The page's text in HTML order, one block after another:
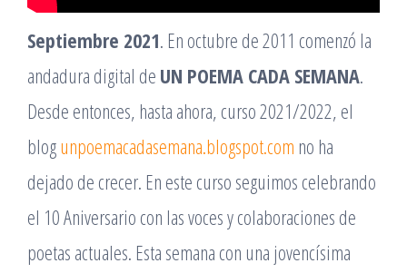
Septiembre 2021. En octubre de 2011 comenzó la
andadura digital de UN POEMA CADA SEMANA.
Desde entonces, hasta ahora, curso 2021/2022, el
blogunpoemacadasemana.blogspot.com no ha
dejado de crecer. En este curso seguimos celebrando
el 10 Aniversario con las voces y colaboraciones de
poetas actuales. Esta semana con una jovencísima